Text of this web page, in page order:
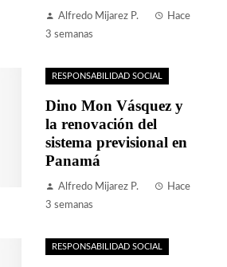
Alfredo Mijarez P.
Hace
3 semanas
RESPONSABILIDAD SOCIAL
Dino Mon Vásquez y
la renovación del
sistema previsional en
Panamá
Alfredo Mijarez P.
Hace
3 semanas
RESPONSABILIDAD SOCIAL